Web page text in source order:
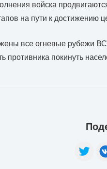
войска
на пути к достижению
все огневые рубежи
противника покинуть